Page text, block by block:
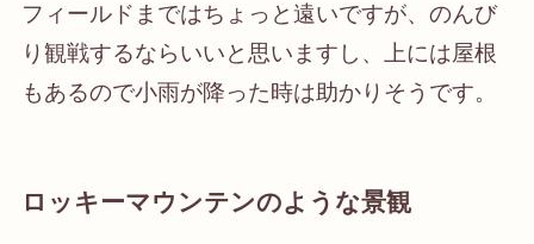
フィールドまではちょっと遠いですが、のんび
り観戦するならいいと思いますし、上には屋根
もあるので小雨が降った時は助かりそうです。
ロッキーマウンテンのような景観